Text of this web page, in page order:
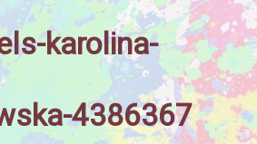
karolina-
4386367